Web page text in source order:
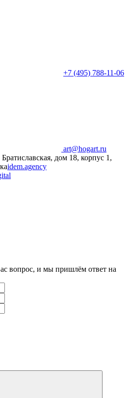
+7 (495) 788-11-06
art@hogart.ru
дом 18, корпус 1,
idem.agency
вопрос, и мы пришлём ответ на